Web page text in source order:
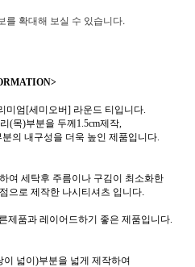
를 확대해 보실 수 있습니다.
미엄[세미오버] 라운드 티입니다.
(목)부분을 두께1.5cm제작,
의 내구성을 더욱 높인 제품입니다.
여 세탁후 주름이나 구김이 최소화한
으로 제작한 나시티셔츠 입니다.
제품과 레이어드하기 좋은 제품입니다.
넓이)부분을 넓게 제작하여